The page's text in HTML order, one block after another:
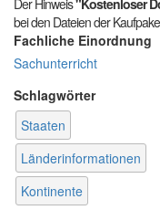
Der Hinweis"Kostenloser
bei den Dateien der
Fachliche Einordnung
Sachunterricht
Schlagwörter
Staaten
Länderinformationen
Kontinente